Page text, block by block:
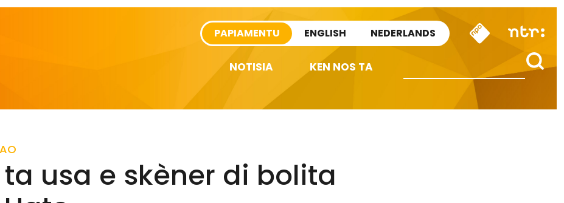
PAPIAMENTU ENGLISH NEDERLANDS
NOTISIA KEN NOS TA
ta usa e skèner di bolita